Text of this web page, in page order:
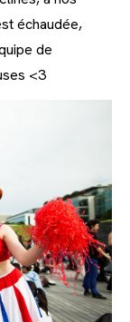
échaudée,
de
<3